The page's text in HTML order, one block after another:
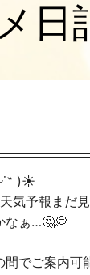
日
)☀️
気予報まだ
なぁ…🤔💭
間でご案内可